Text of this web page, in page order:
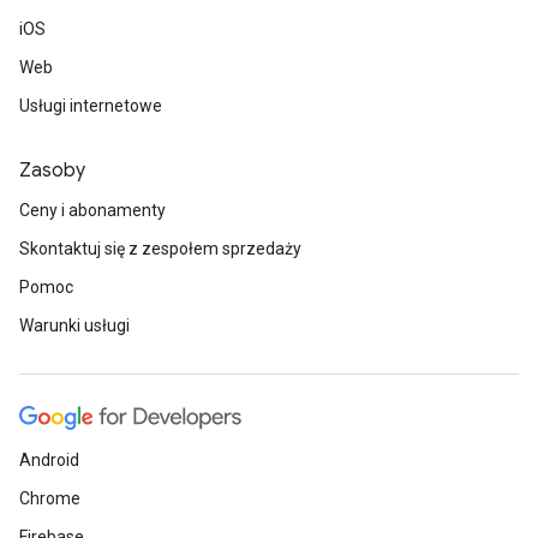
iOS
Web
Usługi internetowe
Zasoby
Ceny i abonamenty
Skontaktuj się z zespołem sprzedaży
Pomoc
Warunki usługi
Android
Chrome